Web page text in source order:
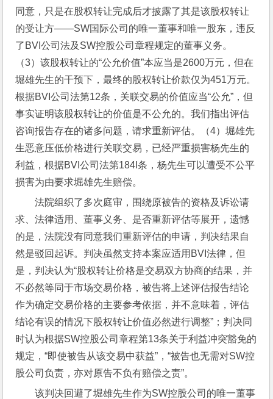
同意，只是在股权转让完成后才披露了其是该股权转让
的受让方——SW国际公司的唯一董事和唯一股东，违反
了BVI公司法及SW控股公司章程规定的董事义务。
（3）该股权转让的“公允价值”本应当是2600万元，但在
堀雄先生的干预下，最终的股权转让价款仅为451万元。
根据BVI公司法第12条，关联交易的价值应当“公允”，但
事实证明该股权转让的价值是不公允的。我们指出评估
咨询报告存在的诸多问题，请求重新评估。（4）堀雄先
生恶意压低价格进行关联交易，已经严重损害杨先生的
利益，根据BVI公司法第184I条，杨先生可以遭受不公平
损害为由要求堀雄先生赔偿。
法院组织了多次庭审，围绕原被告的资格及诉讼请
求、法律适用、董事义务、是否重新评估等展开，遗憾
的是，法院没有同意我们重新评估的申请，判决结果自
然是驳回起诉。判决虽然支持本案应适用BVI法律，但
是，判决认为“股权转让价格是交易双方协商的结果，并
不必然等同于市场交易价格，被告将上述评估报告结论
作为确定交易价格的主要参考依据，并不意味着，评估
结论有误的情况下股权转让价值必然进行调整”；判决同
时认为根据SW控股公司章程第13条关于利益冲突豁免的
规定，“即使被告从该交易中获益”，“被告也无需对SW控
股公司负责，亦对原告不负有赔偿之责”。
该判决回避了堀雄先生作为SW控股公司的唯一董事